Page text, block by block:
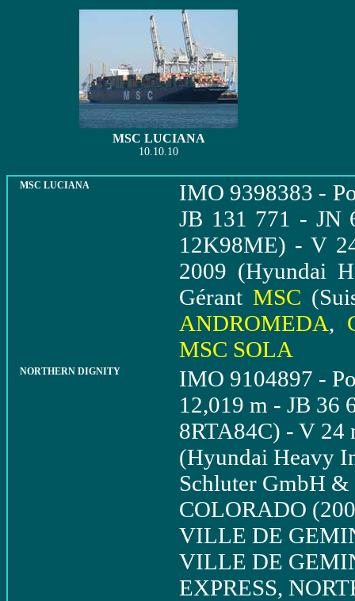
MSC LUCIANA
10.10.10
MSC LUCIANA
IMO 9398383 -
JB 131 771 - JN
12K98ME) - V
2009 (Hyundai
Gérant MSC
ANDROMEDA,
MSC SOLA
NORTHERN DIGNITY
IMO 9104897 -
12,019 m - JB 36
8RTA84C) - V 24
(Hyundai Heavy
Schluter GmbH
COLORADO
VILLE DE
VILLE DE
EXPRESS,